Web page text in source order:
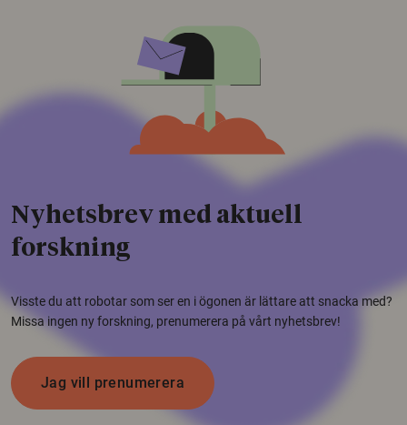
Nyhetsbrev med aktuell
forskning
Visste du att robotar som ser en i ögonen är lättare att snacka med?
Missa ingen ny forskning, prenumerera på vårt nyhetsbrev!
Jag vill prenumerera